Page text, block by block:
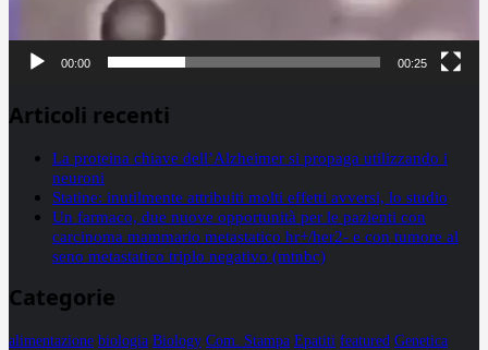
00:00 00:25
Articoli recenti
La proteina chiave dell’Alzheimer si propaga utilizzando i
neuroni
Statine: inutilmente attribuiti molti effetti avversi, lo studio
Un farmaco, due nuove opportunità per le pazienti con
carcinoma mammario metastatico hr+/her2- e con tumore al
seno metastatico triplo negativo (mtnbc)
Categorie
alimentazione biologia Biology Com. Stampa Epatiti featured Genetica